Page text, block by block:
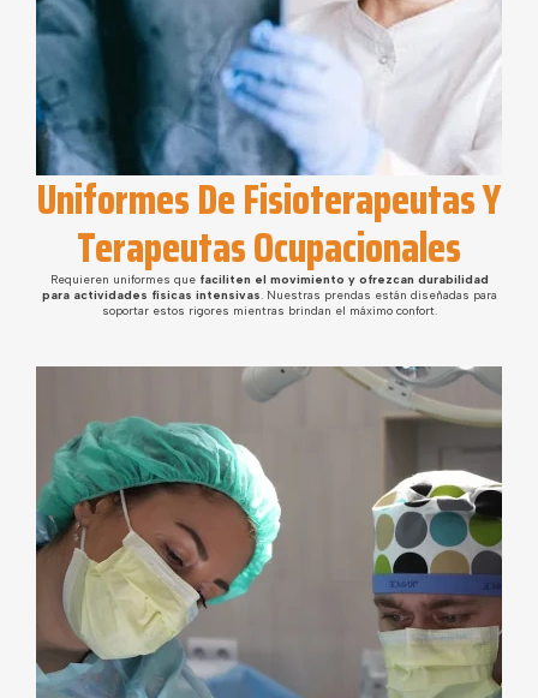
Uniformes De Fisioterapeutas Y
Terapeutas Ocupacionales
Requieren uniformes que faciliten el movimiento y ofrezcan durabilidad
para actividades físicas intensivas . Nuestras prendas están diseñadas para
soportar estos rigores mientras brindan el máximo confort.